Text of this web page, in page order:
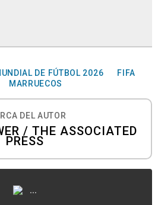
DE FÚTBOL 2026
FIFA
MARRUECOS
DEL AUTOR
/ THE ASSOCIATED
PRESS
...